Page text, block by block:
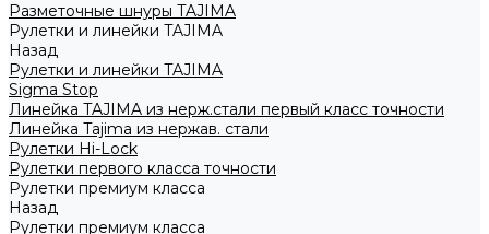
Разметочные шнуры TAJIMA
Рулетки и линейки TAJIMA
Назад
Рулетки и линейки TAJIMA
Sigma Stop
Линейка TAJIMA из нерж.стали первый класс точности
Линейка Tajima из нержав. стали
Рулетки Hi-Lock
Рулетки первого класса точности
Рулетки премиум класса
Назад
Рулетки премиум класса